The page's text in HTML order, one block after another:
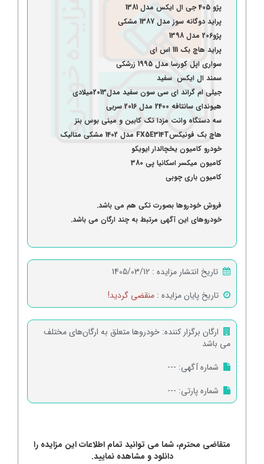
پژو 405 جی ال ایکس مدل 1381
پراید دوگانه سوز مدل 1387 مشکی
پژو206 مدل 1398
پراید هاچ بک 111 اس ای
سواری اپل کورسا مدل 1995 زرشکی
سمند ال ایکس سفید
جیلی ام گراند ای سی سون سفید مدل2013میلادی
هیوندای سانتافه 2400 مدل 2016 سربی
سه دستگاه وانت مزدا تک کابین و مینی بوس بنز
هاچ بک فونیکسFX5E314T مدل 1402 مشکی متالیک
خودرو کامیون یخچالدار ایویکو
کامیون میکسر اسکانیا پی 380
کامیون باری چوبی
فروش خودروها بصورت تکی هم می باشد.
خودروهای این آگهی مرتبط به چند ارگان می باشد.
تاریخ انتشار مزایده : 1405/03/12
تاریخ پایان مزایده : منقضی گردید!
ارگان برگزار کننده: خودروها متعلق به ارگان‌های مختلف
می باشد
شماره آگهی: ---
شماره پارتی: ---
متقاضی محترم، شما می توانید تمام اطلاعات این مزایده را
دانلود و مشاهده نمایید.